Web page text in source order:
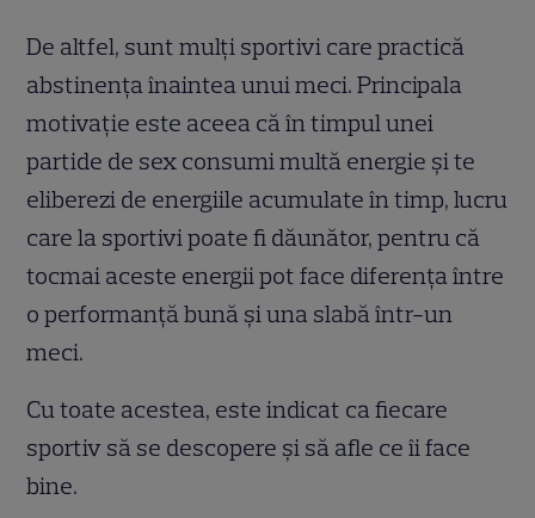
De altfel, sunt mulți sportivi care practică
abstinența înaintea unui meci. Principala
motivație este aceea că în timpul unei
partide de sex consumi multă energie și te
eliberezi de energiile acumulate în timp, lucru
care la sportivi poate fi dăunător, pentru că
tocmai aceste energii pot face diferența între
o performanță bună și una slabă într-un
meci.
Cu toate acestea, este indicat ca fiecare
sportiv să se descopere și să afle ce îi face
bine.